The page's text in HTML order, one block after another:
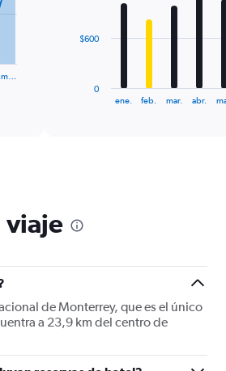
The
chart
Y
displaying
values.
Range:
to
ene. feb. mar. abr.
0
$600
viaje
de Monterrey, que es el único
a 23,9 km del centro de